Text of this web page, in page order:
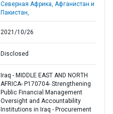
Северная Африка, Афганистан и
Пакистан,
2021/10/26
Disclosed
Iraq - MIDDLE EAST AND NORTH
AFRICA- P170704- Strengthening
Public Financial Management
Oversight and Accountability
Institutions in Iraq - Procurement